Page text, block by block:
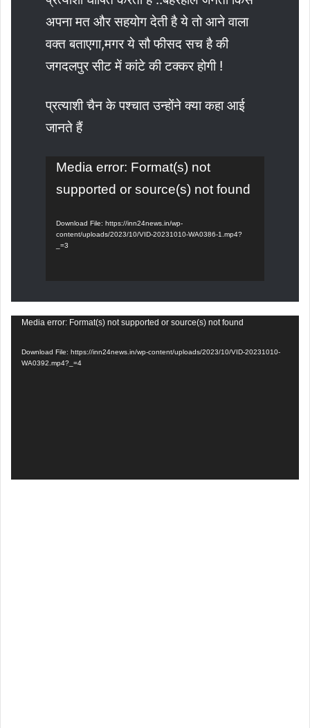
अपना मत और सहयोग देती है ये तो आने वाला
वक्त बताएगा,मगर ये सौ फीसद सच है की
जगदलपुर सीट में कांटे की टक्कर होगी !
प्रत्याशी चैन के पश्चात उन्होंने क्या कहा आई
जानते हैं
Video
Media error: Format(s) not
supported or source(s) not found
Download File: https://inn24news.in/wp-
content/uploads/2023/10/VID-20231010-WA0386-1.mp4?
_=3
Video
Media error: Format(s) not supported or source(s) not found
Download File: https://inn24news.in/wp-content/uploads/2023/10/VID-20231010-
WA0392.mp4?_=4